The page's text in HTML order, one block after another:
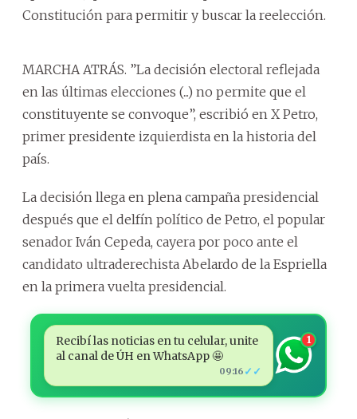
Constitución para permitir y buscar la reelección.
MARCHA ATRÁS. ”La decisión electoral reflejada
en las últimas elecciones (...) no permite que el
constituyente se convoque”, escribió en X Petro,
primer presidente izquierdista en la historia del
país.
La decisión llega en plena campaña presidencial
después que el delfín político de Petro, el popular
senador Iván Cepeda, cayera por poco ante el
candidato ultraderechista Abelardo de la Espriella
en la primera vuelta presidencial.
Recibí las noticias en tu celular, unite
al canal de ÚH en WhatsApp 🤩
09:16 ✓✓
1